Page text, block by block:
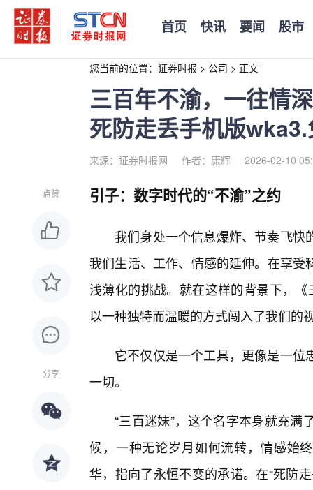
首页 快讯 要闻 股市
您当前的位置： 证券时报 > 公司 > 正文
三百年不渝，一往情
死防走丢手机版
来源：证券时报网 作者：康辉 2026-02-10
点赞
分享
引子：数字时代的“不渝”之约
我们身处一个信息爆炸、节奏飞
我们生活、工作、情感的延伸。在享
浅薄化的挑战。就在这样的背景下，
以一种独特而温暖的方式闯入了我们的
它不仅仅是一个工具，更像是一
一切。
“三百迷妹”，这个名字本身就充
候，一种无论岁月如何流转，情感始
华，指向了永恒不变的承诺。在“死防